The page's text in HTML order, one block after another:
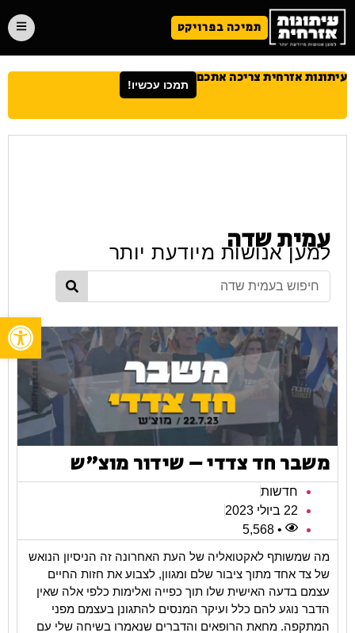
תמיכה בפרויקט
עיתונות אזרחית צריכה אתכם תמכו עכשיו!
עמית שדה
למען אנושות מיודעת יותר
משבר חד צדדי – שידור מוצ"ש
חדשות
22 ביולי 2023
• 5,568
מה שמשותף לאקטואליה של העת האחרונה זה הניסיון הנואש
של צד אחד מתוך ציבור שלם ומגוון, לצבוע את חזות החיים
עצמם בדעה האישית שלו תוך כפייה ואלימות כלפי אלה שאין
הדבר נוגע להם כלל ועיקר המנסים להתגונן בעצמם מפני
המתקפה. מחאת הרופאים והדברים שנאמרו בשיחה שלי עם